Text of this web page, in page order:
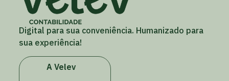
Digital para sua conveniência. Humanizado para
sua experiência!
A Velev